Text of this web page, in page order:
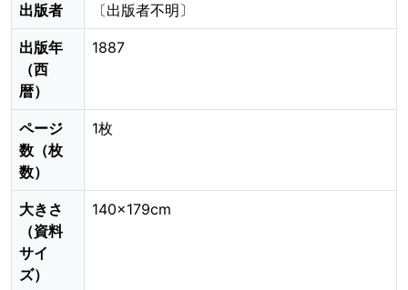
出版者 〔出版者不明〕
出版年
（西
暦）
1887
ページ
数（枚
数）
1枚
大きさ
（資料
サイ
ズ）
140×179cm